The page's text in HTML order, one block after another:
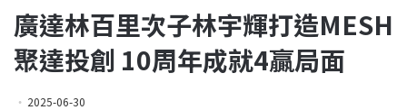
廣達林百里次子林宇輝打造MESH
聚達投創 10周年成就4贏局面
2025-06-30